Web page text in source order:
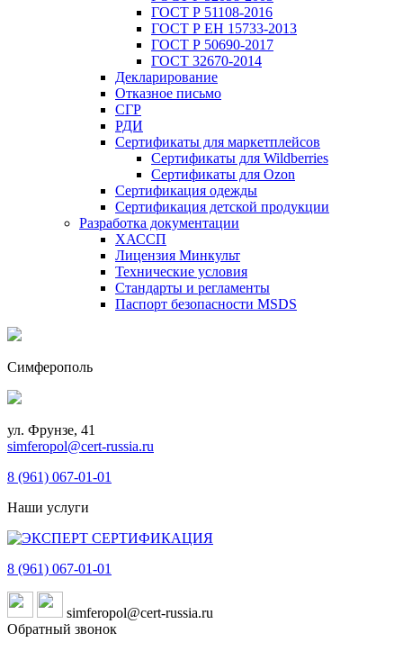
ГОСТ Р 51108-2016
ГОСТ Р ЕН 15733-2013
ГОСТ Р 50690-2017
ГОСТ 32670-2014
Декларирование
Отказное письмо
СГР
РДИ
Сертификаты для маркетплейсов
Сертификаты для Wildberries
Сертификаты для Ozon
Сертификация одежды
Сертификация детской продукции
Разработка документации
ХАССП
Лицензия Минкульт
Технические условия
Стандарты и регламенты
Паспорт безопасности MSDS
Симферополь
ул. Фрунзе, 41
simferopol@cert-russia.ru
8 (961) 067-01-01
Наши услуги
8 (961) 067-01-01
simferopol@cert-russia.ru
Обратный звонок